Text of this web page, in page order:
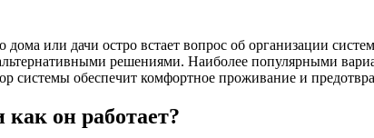
дома или дачи остро встает вопрос об организации
решениями. Наиболее популярными
системы обеспечит комфортное проживание и
он работает?